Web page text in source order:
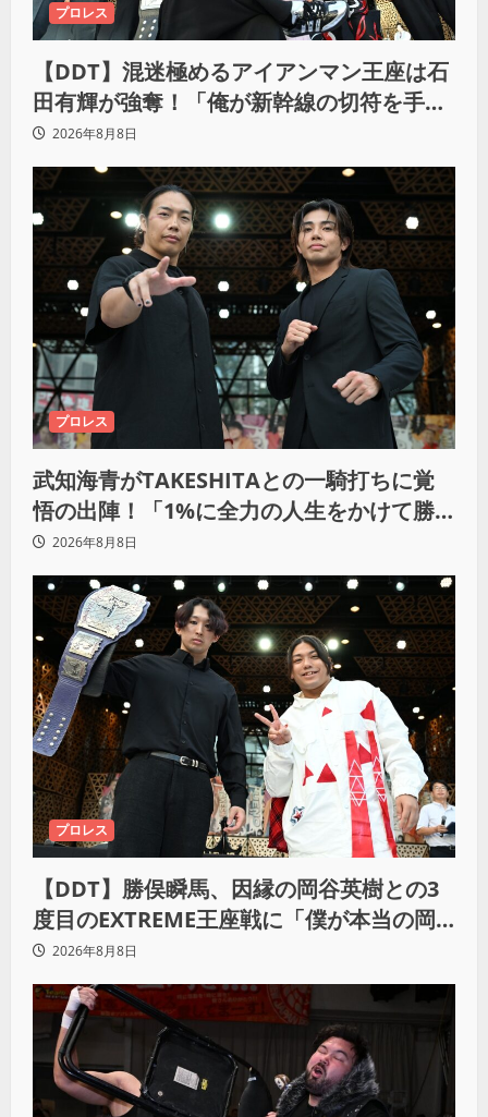
プロレス
【DDT】混迷極めるアイアンマン王座は石
田有輝が強奪！「俺が新幹線の切符を手に
入れるからな！逃げ切るぞ」
2026年8月8日
プロレス
武知海青がTAKESHITAとの一騎打ちに覚
悟の出陣！「1%に全力の人生をかけて勝
ちにいきたい」
2026年8月8日
プロレス
【DDT】勝俣瞬馬、因縁の岡谷英樹との3
度目のEXTREME王座戦に「僕が本当の岡
谷英樹を引き出して獲りたい」
2026年8月8日